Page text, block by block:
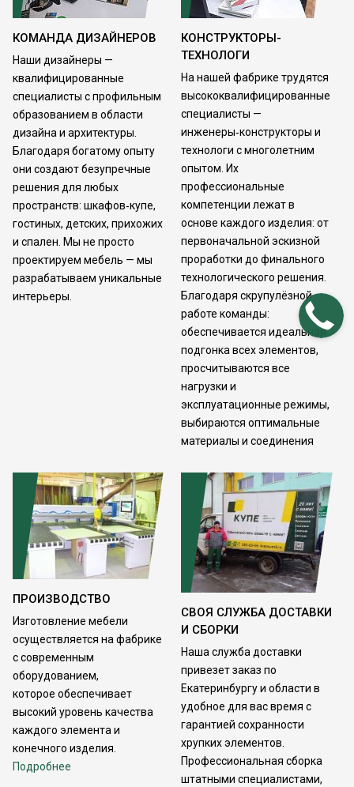
КОМАНДА ДИЗАЙНЕРОВ
Наши дизайнеры —
квалифицированные
специалисты с профильным
образованием в области
дизайна и архитектуры.
Благодаря богатому опыту
они создают безупречные
решения для любых
пространств: шкафов‑купе,
гостиных, детских, прихожих
и спален. Мы не просто
проектируем мебель — мы
разрабатываем уникальные
интерьеры.
КОНСТРУКТОРЫ-
ТЕХНОЛОГИ
На нашей фабрике трудятся
высококвалифицированные
специалисты —
инженеры‑конструкторы и
технологи с многолетним
опытом. Их
профессиональные
компетенции лежат в
основе каждого изделия: от
первоначальной эскизной
проработки до финального
технологического решения.
Благодаря скрупулёзной
работе команды:
обеспечивается идеальная
подгонка всех элементов,
просчитываются все
нагрузки и
эксплуатационные режимы,
выбираются оптимальные
материалы и соединения
ПРОИЗВОДСТВО
Изготовление мебели
осуществляется на фабрике
с современным
оборудованием,
которое обеспечивает
высокий уровень качества
каждого элемента и
конечного изделия.
Подробнее
СВОЯ СЛУЖБА ДОСТАВКИ
И СБОРКИ
Наша служба доставки
привезет заказ по
Екатеринбургу и области в
удобное для вас время с
гарантией сохранности
хрупких элементов.
Профессиональная сборка
штатными специалистами,